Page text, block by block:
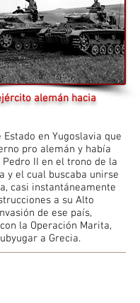
alemán hacia
en Yugoslavia que
pro alemán y había
Pedro II en el trono de la
y el cual buscaba unirse
casi instantáneamente
a su Alto
de ese país,
la Operación Marita,
a Grecia.